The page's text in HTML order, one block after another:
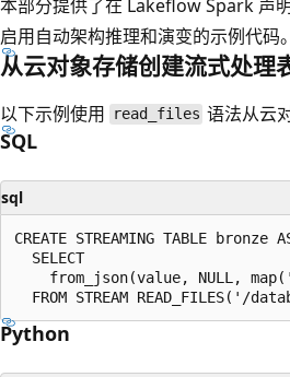
本部分提供了在 Lakeflow Spark 声
启用自动架构推理和演变的示例代码。
从云对象存储创建流式处理
以下示例使用 read_files 语法从云
SQL
sql
CREATE STREAMING TABLE bronze
  SELECT
from_json(value, NULL,
Python